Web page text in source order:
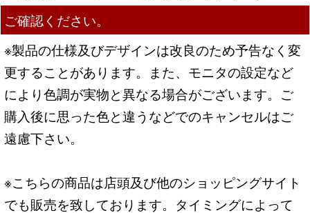
ご確認ください。
※製品の仕様及びデザインは改良のため予告なく変
更することがあります。また、モニタの設定など
により色調が実物と異なる場合がございます。ご
購入後に思った色と違うなどでのキャンセルはご
遠慮下さい。
※こちらの商品は店頭及び他のショッピングサイト
でも販売を致しております。タイミングによって